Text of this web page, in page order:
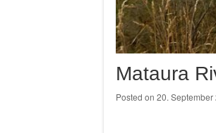
Mataura
Posted on 20. September